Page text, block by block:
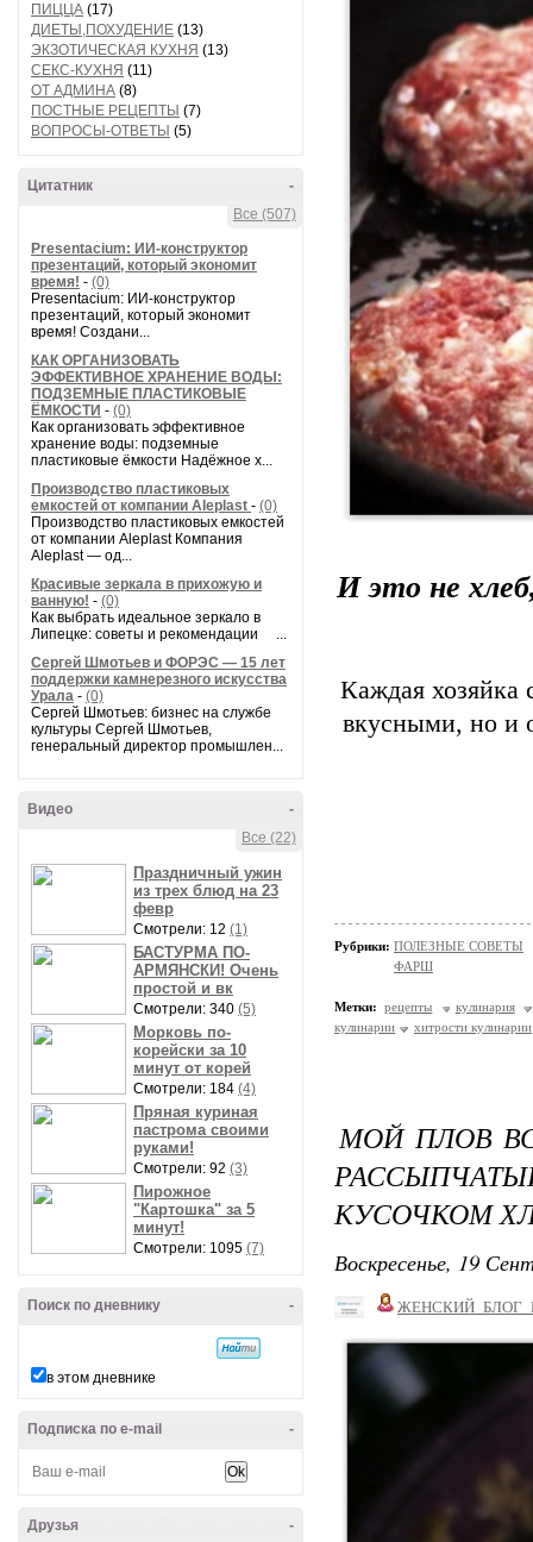
ПИЦЦА (17)
ДИЕТЫ,ПОХУДЕНИЕ (13)
ЭКЗОТИЧЕСКАЯ КУХНЯ (13)
СЕКС-КУХНЯ (11)
ОТ АДМИНА (8)
ПОСТНЫЕ РЕЦЕПТЫ (7)
ВОПРОСЫ-ОТВЕТЫ (5)
-
Цитатник
Все (507)
Presentacium: ИИ‑конструктор
презентаций, который экономит
время! - (0)
Presentacium: ИИ‑конструктор
презентаций, который экономит
время! Создани...
КАК ОРГАНИЗОВАТЬ
ЭФФЕКТИВНОЕ ХРАНЕНИЕ ВОДЫ:
ПОДЗЕМНЫЕ ПЛАСТИКОВЫЕ
ЁМКОСТИ - (0)
Как организовать эффективное
хранение воды: подземные
пластиковые ёмкости Надёжное х...
Производство пластиковых
емкостей от компании Aleplast - (0)
Производство пластиковых емкостей
от компании Aleplast Компания
Aleplast — од...
Красивые зеркала в прихожую и
ванную! - (0)
Как выбрать идеальное зеркало в
Липецке: советы и рекомендации ...
Сергей Шмотьев и ФОРЭС — 15 лет
поддержки камнерезного искусства
Урала - (0)
Сергей Шмотьев: бизнес на службе
культуры Сергей Шмотьев,
генеральный директор промышлен...
-
Видео
Все (22)
Праздничный ужин
из трех блюд на 23
февр
Смотрели: 12 (1)
БАСТУРМА ПО-
АРМЯНСКИ! Очень
простой и вк
Смотрели: 340 (5)
Морковь по-
корейски за 10
минут от корей
Смотрели: 184 (4)
Пряная куриная
пастрома своими
руками!
Смотрели: 92 (3)
Пирожное
"Картошка" за 5
минут!
Смотрели: 1095 (7)
-
Поиск по дневнику
в этом дневнике
-
Подписка по e-mail
-
Друзья
И это не
Каждая хозяйка
вкусными, но и
Рубрики: ПОЛЕЗНЫЕ СОВЕТЫ
ФАРШ
Метки: рецепты
кулинария
кулинарии
хитрости кулинарии
МОЙ ПЛОВ
КУСОЧКОМ
Воскресенье, 19